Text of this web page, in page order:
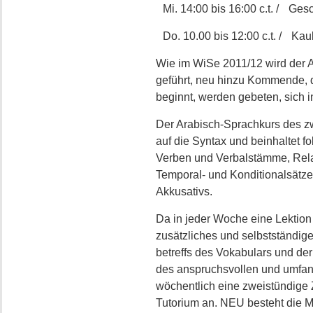
Mi. 14:00 bis 16:00 c.t. /
Do. 10.00 bis 12:00 c.t. /
Wie im WiSe 2011/12 wird der
geführt, neu hinzu
beginnt, werden gebeten, sich
Der Arabisch-Sprachkurs des
auf die Syntax und beinhaltet
Verben und Verbalstämme,
Temporal- und
Akkusativs.
Da in jeder Woche eine
zusätzliches und
betreffs des Vokabulars und
des anspruchsvollen und
wöchentlich eine
Tutorium an. NEU besteht die